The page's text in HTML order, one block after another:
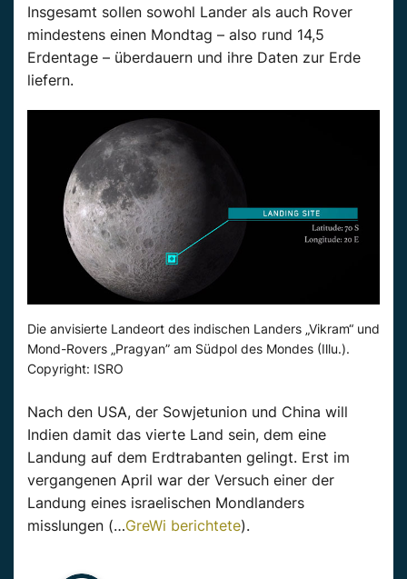
Insgesamt sollen sowohl Lander als auch Rover
mindestens einen Mondtag – also rund 14,5
Erdentage – überdauern und ihre Daten zur Erde
liefern.
Die anvisierte Landeort des indischen Landers „Vikram“ und
Mond-Rovers „Pragyan” am Südpol des Mondes (Illu.).
Copyright: ISRO
Nach den USA, der Sowjetunion und China will
Indien damit das vierte Land sein, dem eine
Landung auf dem Erdtrabanten gelingt. Erst im
vergangenen April war der Versuch einer der
Landung eines israelischen Mondlanders
misslungen (…GreWi berichtete).